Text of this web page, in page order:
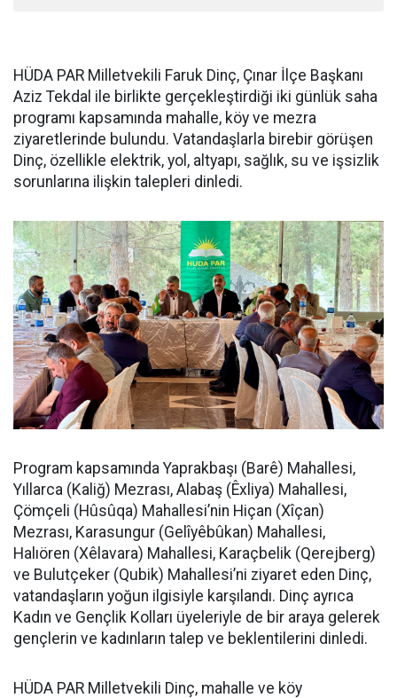
HÜDA PAR Milletvekili Faruk Dinç, Çınar İlçe Başkanı
Aziz Tekdal ile birlikte gerçekleştirdiği iki günlük saha
programı kapsamında mahalle, köy ve mezra
ziyaretlerinde bulundu. Vatandaşlarla birebir görüşen
Dinç, özellikle elektrik, yol, altyapı, sağlık, su ve işsizlik
sorunlarına ilişkin talepleri dinledi.
Program kapsamında Yaprakbaşı (Barê) Mahallesi,
Yıllarca (Kaliğ) Mezrası, Alabaş (Êxliya) Mahallesi,
Çömçeli (Hûsûqa) Mahallesi’nin Hiçan (Xîçan)
Mezrası, Karasungur (Gelîyêbûkan) Mahallesi,
Halıören (Xêlavara) Mahallesi, Karaçbelik (Qerejberg)
ve Bulutçeker (Qubik) Mahallesi’ni ziyaret eden Dinç,
vatandaşların yoğun ilgisiyle karşılandı. Dinç ayrıca
Kadın ve Gençlik Kolları üyeleriyle de bir araya gelerek
gençlerin ve kadınların talep ve beklentilerini dinledi.
HÜDA PAR Milletvekili Dinç, mahalle ve köy